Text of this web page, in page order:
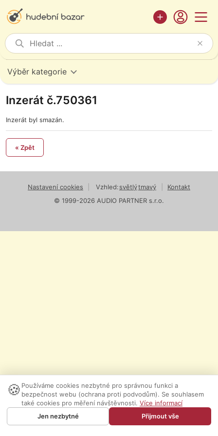
Výběr kategorie
Inzerát č.750361
Inzerát byl smazán.
« Zpět
Nastavení cookies Vzhled:světlýtmavý
Kontakt
© 1999-2026 AUDIO PARTNER s.r.o.
🍪 Používáme cookies nezbytné pro správnou funkci a
bezpečnost webu (ochrana proti podvodům). Se souhlasem
také cookies pro měření návštěvnosti. Více informací
Jen nezbytné
Přijmout vše